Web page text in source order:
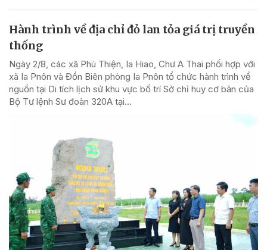
Hành trình về địa chỉ đỏ lan tỏa giá trị truyền
thống
Ngày 2/8, các xã Phú Thiện, Ia Hiao, Chư A Thai phối hợp với
xã Ia Pnôn và Đồn Biên phòng Ia Pnôn tổ chức hành trình về
nguồn tại Di tích lịch sử khu vực bố trí Sở chỉ huy cơ bản của
Bộ Tư lệnh Sư đoàn 320A tại...